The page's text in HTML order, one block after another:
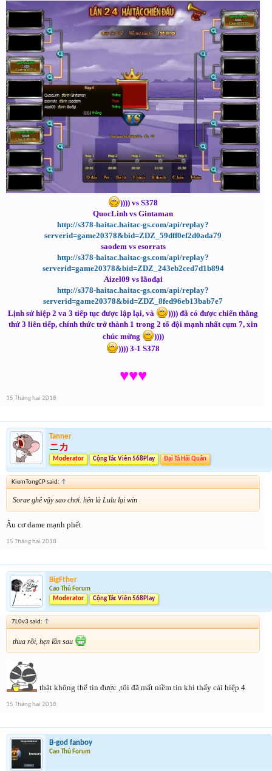
)))) vs S378
QuocLinh vs Gintaman
http://s378-haitac.haitac-gs.com/api/replay?
serverid=game20378&bid=ZDZ_59dff0ef2d0ada79
saodem vs esorrats
http://s378-haitac.haitac-gs.com/api/replay?
serverid=game20378&bid=ZDZ_243eb2ced7d1b894
Aizel09 vs lãođại
http://s378-haitac.haitac-gs.com/api/replay?
serverid=game20378&bid=ZDZ_8fed96eb13bab7e7
Lịnh sử hiệp 2 va 3 tiếp tục được lập lại, và
)))) đã có được chiến thắng
thứ 3 liên tiếp, chính thức trở thành 1 trong 2 tổ đội mạnh nhất cụm 7, xin
chúc mừng
))))
)))) 3-1 S378
♥♥♥
15 Tháng hai 2018
Tanner
ニカ
Moderator Cộng Tác Viên 568Play Đại Tá Hải Quân
KiemTongCP said: ↑
Sorae ghê vậy sao chơi. hên là Lulu lại win
Âu cơ dame mạnh phết
15 Tháng hai 2018
BigFther
Cao Thủ Forum
Moderator
Cộng Tác Viên 568Play
7L0v3 said: ↑
thua rồi, hẹn lần sau
thật không thể tin được ,tôi đã mất niềm tin khi thấy cái hiệp 4
15 Tháng hai 2018
B-god fanboy
Cao Thủ Forum